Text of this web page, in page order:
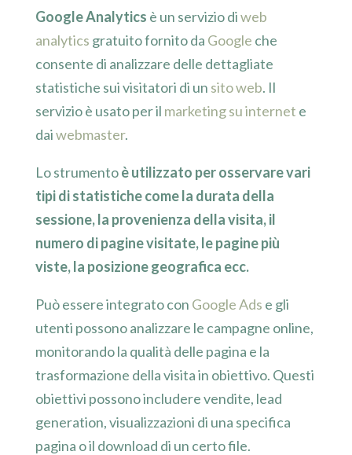
Google Analytics è un servizio diweb
analytics gratuito fornito da Google che
consente di analizzare delle dettagliate
statistiche sui visitatori di un sito web. Il
servizio è usato per il marketing su internet e
daiwebmaster.
Lo strumentoè utilizzato per osservare vari
tipi di statistiche come la durata della
sessione, la provenienza della visita, il
numero di pagine visitate, le pagine più
viste, la posizione geografica ecc.
Può essere integrato con Google Ads e gli
utenti possono analizzare le campagne online,
monitorando la qualità delle pagina e la
trasformazione della visita in obiettivo. Questi
obiettivi possono includere vendite, lead
generation, visualizzazioni di una specifica
pagina o il download di un certo file.